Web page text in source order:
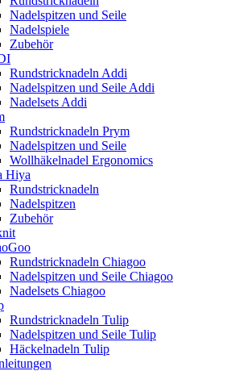
Nadelspitzen und Seile
Nadelspiele
Zubehör
Rundstricknadeln Addi
Nadelspitzen und Seile Addi
Nadelsets Addi
Rundstricknadeln Prym
Nadelspitzen und Seile
Wollhäkelnadel Ergonomics
Hiya
Rundstricknadeln
Nadelspitzen
Zubehör
Rundstricknadeln Chiagoo
Nadelspitzen und Seile Chiagoo
Nadelsets Chiagoo
Rundstricknadeln Tulip
Nadelspitzen und Seile Tulip
Häckelnadeln Tulip